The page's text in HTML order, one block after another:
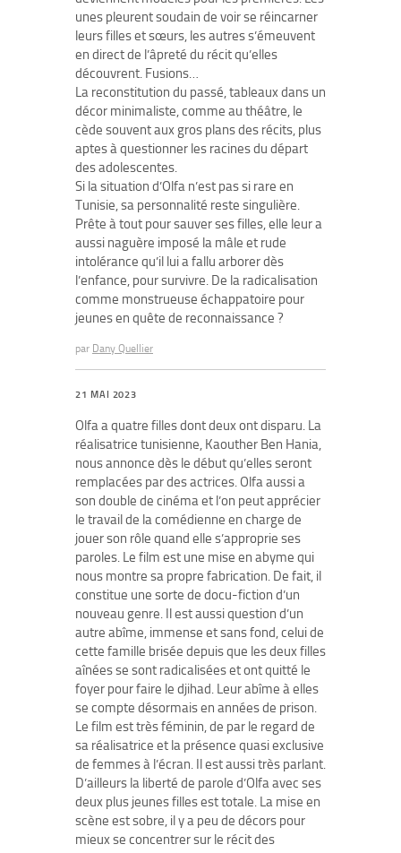
unes pleurent soudain de voir se réincarner
leurs filles et sœurs, les autres s’émeuvent
en direct de l’âpreté du récit qu’elles
découvrent. Fusions…
La reconstitution du passé, tableaux dans un
décor minimaliste, comme au théâtre, le
cède souvent aux gros plans des récits, plus
aptes à questionner les racines du départ
des adolescentes.
Si la situation d’Olfa n’est pas si rare en
Tunisie, sa personnalité reste singulière.
Prête à tout pour sauver ses filles, elle leur a
aussi naguère imposé la mâle et rude
intolérance qu’il lui a fallu arborer dès
l’enfance, pour survivre. De la radicalisation
comme monstrueuse échappatoire pour
jeunes en quête de reconnaissance ?
par Dany Quellier
21 MAI 2023
Olfa a quatre filles dont deux ont disparu. La
réalisatrice tunisienne, Kaouther Ben Hania,
nous annonce dès le début qu’elles seront
remplacées par des actrices. Olfa aussi a
son double de cinéma et l’on peut apprécier
le travail de la comédienne en charge de
jouer son rôle quand elle s’approprie ses
paroles. Le film est une mise en abyme qui
nous montre sa propre fabrication. De fait, il
constitue une sorte de docu-fiction d’un
nouveau genre. Il est aussi question d’un
autre abîme, immense et sans fond, celui de
cette famille brisée depuis que les deux filles
aînées se sont radicalisées et ont quitté le
foyer pour faire le djihad. Leur abîme à elles
se compte désormais en années de prison.
Le film est très féminin, de par le regard de
sa réalisatrice et la présence quasi exclusive
de femmes à l’écran. Il est aussi très parlant.
D’ailleurs la liberté de parole d’Olfa avec ses
deux plus jeunes filles est totale. La mise en
scène est sobre, il y a peu de décors pour
mieux se concentrer sur le récit des